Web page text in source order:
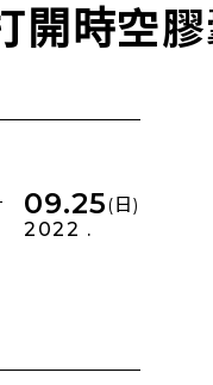
開時空
09.25(日)
2022 .